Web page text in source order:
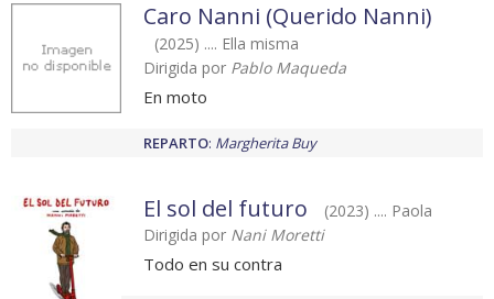
Caro Nanni (Querido Nanni)
(2025) .... Ella misma
Dirigida por Pablo Maqueda
En moto
REPARTO: Margherita Buy
El sol del futuro
(2023) .... Paola
Dirigida por Nani Moretti
Todo en su contra